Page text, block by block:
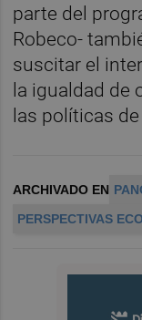
parte del
Robeco-
suscitar el
la igualdad de
las políticas
ARCHIVADO EN
PERSPECTIVAS